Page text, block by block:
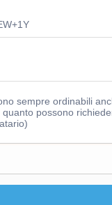
sempre ordinabili
possono